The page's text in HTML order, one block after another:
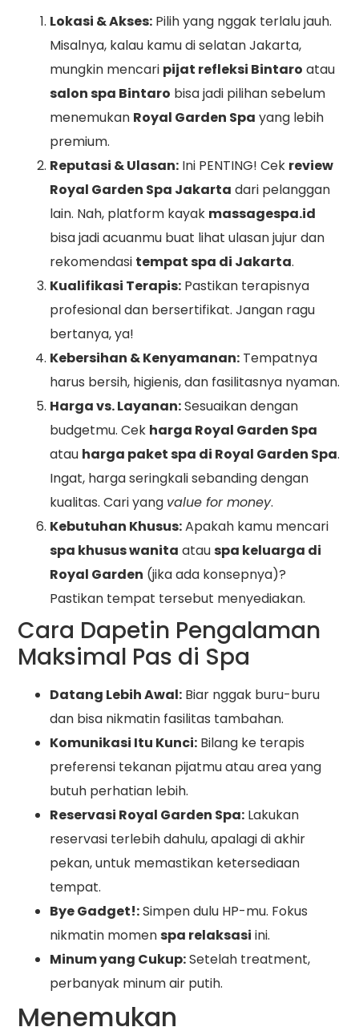
Lokasi & Akses: Pilih yang nggak terlalu jauh.
Misalnya, kalau kamu di selatan Jakarta,
mungkin mencari pijat refleksi Bintaro atau
salon spa Bintaro bisa jadi pilihan sebelum
menemukan Royal Garden Spa yang lebih
premium.
Reputasi & Ulasan: Ini PENTING! Cek review
Royal Garden Spa Jakarta dari pelanggan
lain. Nah, platform kayak massagespa.id
bisa jadi acuanmu buat lihat ulasan jujur dan
rekomendasi tempat spa di Jakarta.
Kualifikasi Terapis: Pastikan terapisnya
profesional dan bersertifikat. Jangan ragu
bertanya, ya!
Kebersihan & Kenyamanan: Tempatnya
harus bersih, higienis, dan fasilitasnya nyaman.
Harga vs. Layanan:Sesuaikan dengan
budgetmu. Cek harga Royal Garden Spa
atau harga paket spa di Royal Garden Spa.
Ingat, harga seringkali sebanding dengan
kualitas. Cari yang value for money.
Kebutuhan Khusus:Apakah kamu mencari
spa khusus wanita atauspa keluarga di
Royal Garden (jika ada konsepnya)?
Pastikan tempat tersebut menyediakan.
Cara Dapetin Pengalaman
Maksimal Pas di Spa
Datang Lebih Awal: Biar nggak buru-buru
dan bisa nikmatin fasilitas tambahan.
Komunikasi Itu Kunci: Bilang ke terapis
preferensi tekanan pijatmu atau area yang
butuh perhatian lebih.
Reservasi Royal Garden Spa: Lakukan
reservasi terlebih dahulu, apalagi di akhir
pekan, untuk memastikan ketersediaan
tempat.
Bye Gadget!:Simpen dulu HP-mu. Fokus
nikmatin momenspa relaksasi ini.
Minum yang Cukup:Setelah treatment,
perbanyak minum air putih.
Menemukan